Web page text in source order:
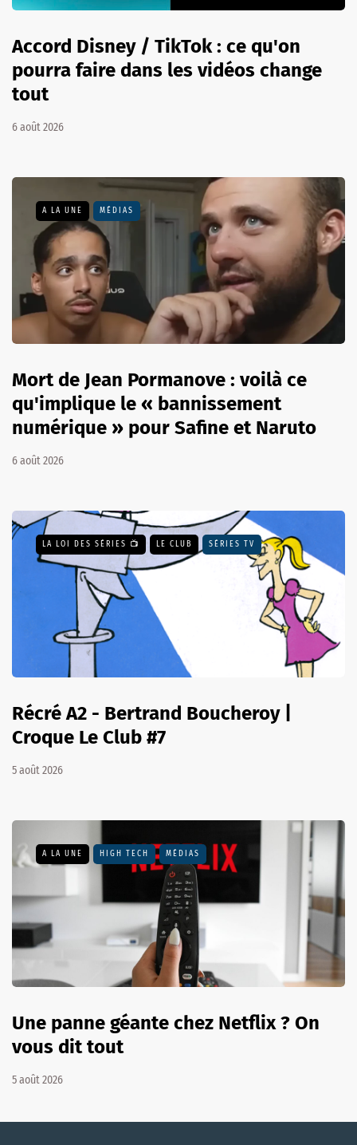
Accord Disney / TikTok : ce qu'on
pourra faire dans les vidéos change
tout
6 août 2026
A LA UNE MÉDIAS
Mort de Jean Pormanove : voilà ce
qu'implique le « bannissement
numérique » pour Safine et Naruto
6 août 2026
LA LOI DES SÉRIES 📺 LE CLUB SÉRIES TV
Récré A2 - Bertrand Boucheroy |
Croque Le Club #7
5 août 2026
A LA UNE HIGH TECH MÉDIAS
Une panne géante chez Netflix ? On
vous dit tout
5 août 2026